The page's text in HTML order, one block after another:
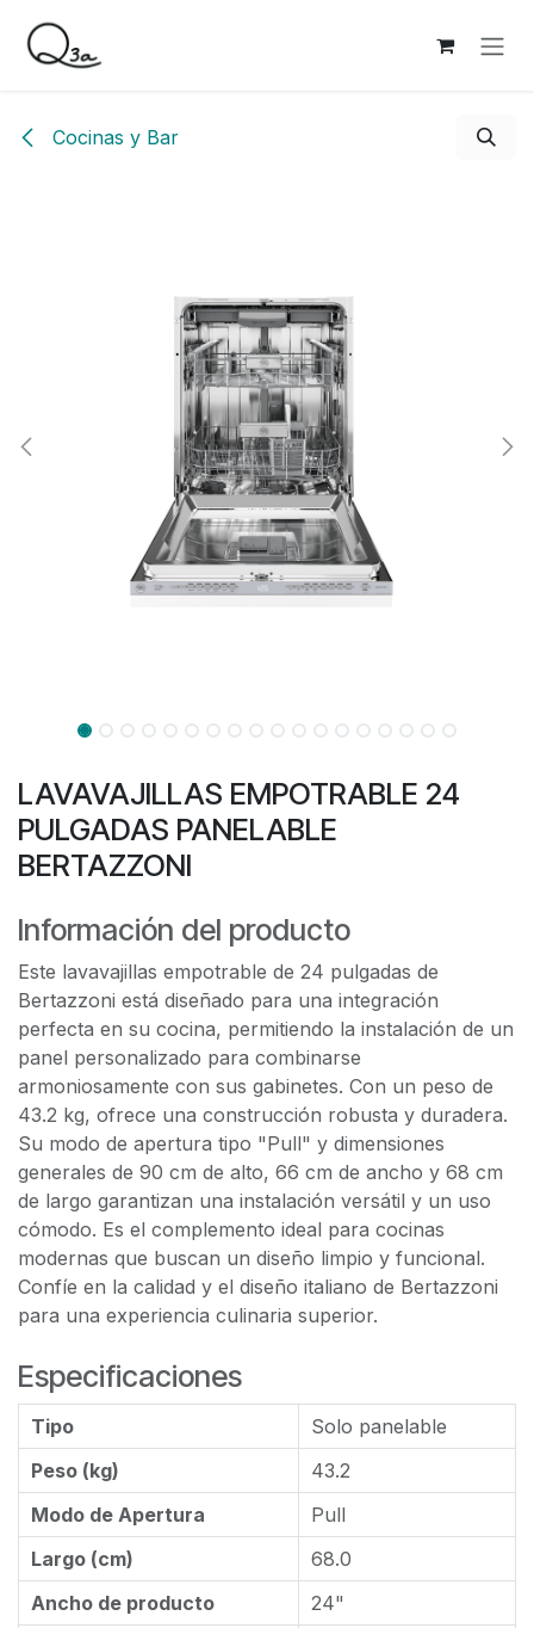
Cocinas y Bar
LAVAVAJILLAS EMPOTRABLE 24
PULGADAS PANELABLE
BERTAZZONI
Información del producto
Este lavavajillas empotrable de 24 pulgadas de
Bertazzoni está diseñado para una integración
perfecta en su cocina, permitiendo la instalación de un
panel personalizado para combinarse
armoniosamente con sus gabinetes. Con un peso de
43.2 kg, ofrece una construcción robusta y duradera.
Su modo de apertura tipo "Pull" y dimensiones
generales de 90 cm de alto, 66 cm de ancho y 68 cm
de largo garantizan una instalación versátil y un uso
cómodo. Es el complemento ideal para cocinas
modernas que buscan un diseño limpio y funcional.
Confíe en la calidad y el diseño italiano de Bertazzoni
para una experiencia culinaria superior.
Especificaciones
Tipo
Solo panelable
Peso (kg)
43.2
Modo de Apertura
Pull
Largo (cm)
68.0
Ancho de producto
24"